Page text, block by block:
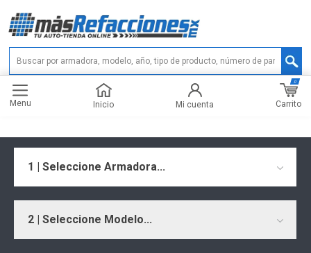
Menu Inicio Mi cuenta Carrito
0
1 | Seleccione Armadora...
2 | Seleccione Modelo...